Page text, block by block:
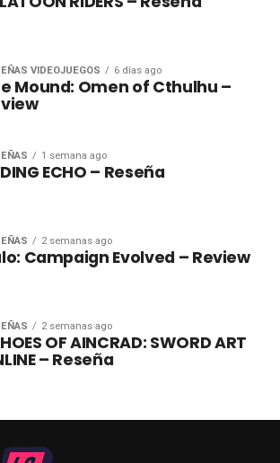
VIDEOJUEGOS 6 días ago
Mound: Omen of Cthulhu –
1 semana ago
ECHO – Reseña
2 semanas ago
Campaign Evolved – Review
2 semanas ago
OF AINCRAD: SWORD ART
– Reseña